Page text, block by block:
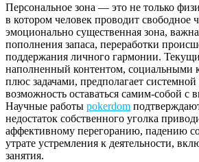
Персональное зона — это не только
в котором человек проводит свободное
эмоционально существенная зона,
пополнения запаса, переработки
поддержания личного гармонии.
наполненный контентом, социальными
плюс задачами, предполагает системной
возможность оставаться самим-собой с
Научные работы pokerdom
недостаток собственного уголка
аффективному перегоранию, падению
утрате устремления к деятельности,
занятия.